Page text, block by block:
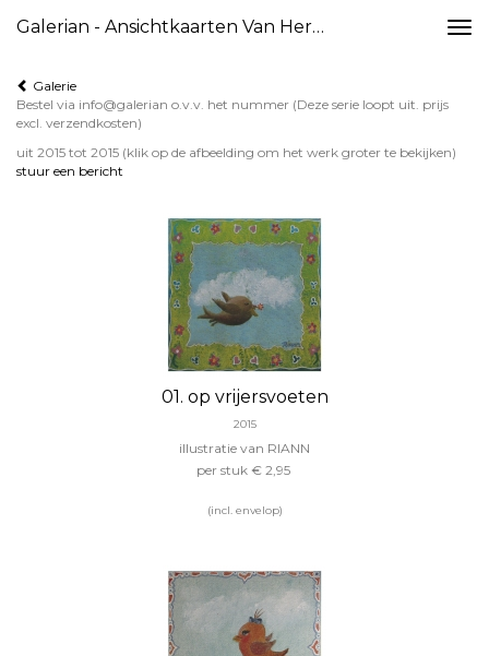
Galerian - Ansichtkaarten Van Hermanus En RIANN
Galerie
Bestel via info@galerian o.v.v. het nummer (Deze serie loopt uit. prijs
excl. verzendkosten)
uit 2015 tot 2015 (klik op de afbeelding om het werk groter te bekijken)
stuur een bericht
01. op vrijersvoeten
2015
illustratie van RIANN
per stuk € 2,95
(incl. envelop)